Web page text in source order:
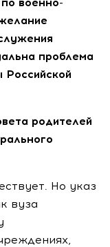
проблема
родителей
Но указ
вуза